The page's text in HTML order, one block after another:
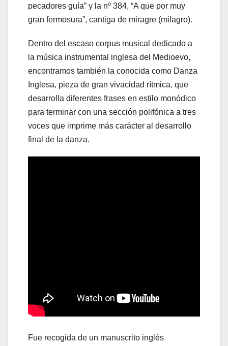
pecadores guía” y la nº 384, “A que por muy
gran fermosura”, cantiga de miragre (milagro).
Dentro del escaso corpus musical dedicado a
la música instrumental inglesa del Medioevo,
encontramos también la conocida como Danza
Inglesa, pieza de gran vivacidad rítmica, que
desarrolla diferentes frases en estilo monódico
para terminar con una sección polifónica a tres
voces que imprime más carácter al desarrollo
final de la danza.
Fue recogida de un manuscrito inglés